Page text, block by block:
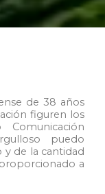
de 38 años
figuren los
puedo
y de la cantidad
a